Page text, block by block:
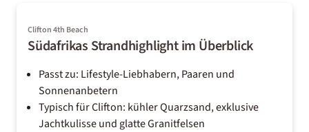
Clifton 4th Beach
Südafrikas Strandhighlight im Überblick
Passt zu: Lifestyle-Liebhabern, Paaren und
Sonnenanbetern
Typisch für Clifton: kühler Quarzsand, exklusive
Jachtkulisse und glatte Granitfelsen